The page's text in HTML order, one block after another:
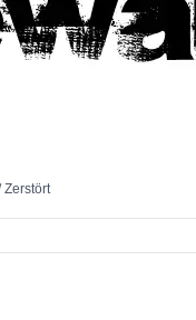
Zerstört